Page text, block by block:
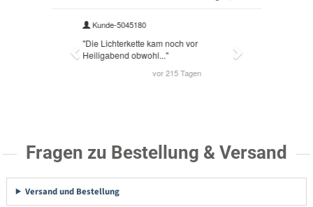
Fragen zu Bestellung & Versand
Versand und Bestellung